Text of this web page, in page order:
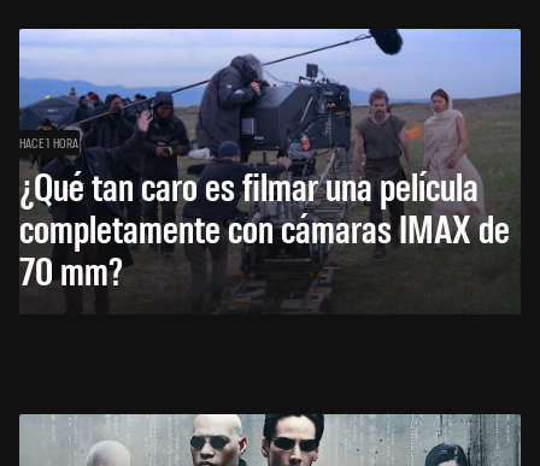
HACE 1 HORA
¿Qué tan caro es filmar una película
completamente con cámaras IMAX de
70 mm?